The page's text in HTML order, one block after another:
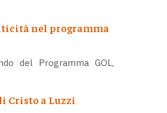
nel programma
del Programma GOL,
Cristo a Luzzi